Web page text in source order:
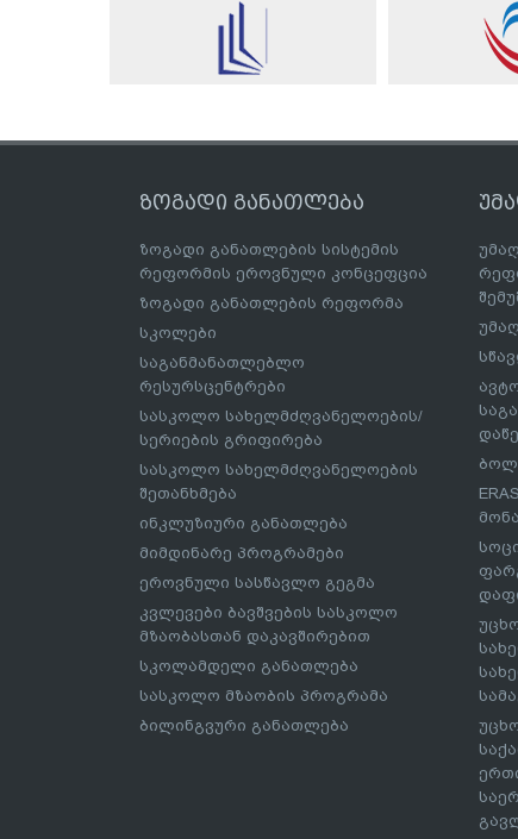
ზოგადი განათლება
ზოგადი განათლების სისტემის
რეფორმის ეროვნული კონცეფცია
ზოგადი განათლების რეფორმა
სკოლები
საგანმანათლებლო
რესურსცენტრები
სასკოლო სახელმძღვანელოების/
სერიების გრიფირება
სასკოლო სახელმძღვანელოების
შეთანხმება
ინკლუზიური განათლება
მიმდინარე პროგრამები
ეროვნული სასწავლო გეგმა
კვლევები ბავშვების სასკოლო
მზაობასთან დაკავშირებით
სკოლამდელი განათლება
სასკოლო მზაობის პროგრამა
ბილინგვური განათლება